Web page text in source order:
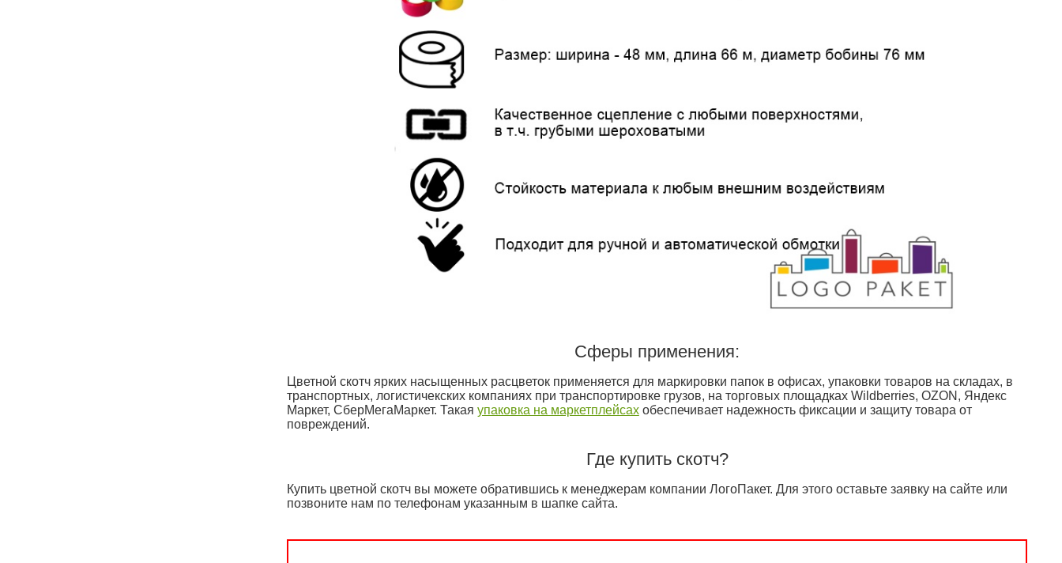
Сферы применения:
Цветной скотч ярких насыщенных расцветок применяется для маркировки папок в офисах, упаковки товаров на складах, в
транспортных, логистичекских компаниях при транспортировке грузов, на торговых площадках Wildberries, OZON, Яндекс
Маркет, СберМегаМаркет. Такая упаковка на маркетплейсахобеспечивает надежность фиксации и защиту товара от
повреждений.
Где купить скотч?
Купить цветной скотч вы можете обратившись к менеджерам компании ЛогоПакет. Для этого оставьте заявку на сайте или
позвоните нам по телефонам указанным в шапке сайта.